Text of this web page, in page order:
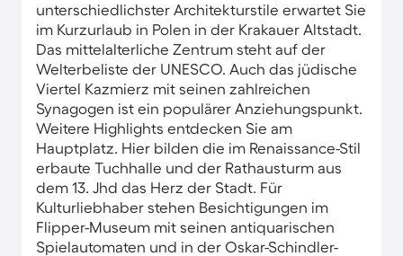
unterschiedlichster Architekturstile erwartet Sie
im Kurzurlaub in Polen in der Krakauer Altstadt.
Das mittelalterliche Zentrum steht auf der
Welterbeliste der UNESCO. Auch das jüdische
Viertel Kazmierz mit seinen zahlreichen
Synagogen ist ein populärer Anziehungspunkt.
Weitere Highlights entdecken Sie am
Hauptplatz. Hier bilden die im Renaissance-Stil
erbaute Tuchhalle und der Rathausturm aus
dem 13. Jhd das Herz der Stadt. Für
Kulturliebhaber stehen Besichtigungen im
Flipper-Museum mit seinen antiquarischen
Spielautomaten und in der Oskar-Schindler-